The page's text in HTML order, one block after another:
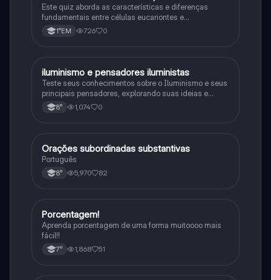
Este quiz aborda as características e diferenças
fundamentais entre células eucariontes e
procariontes.
1°EM 726 0
História
iluminismo e pensadores iluministas
Teste seus conhecimentos sobre o Iluminismo e seus
principais pensadores, explorando suas ideias e
impacto histórico.
8° 1,074 0
Português
Orações subordinadas substantivas
Português
8° 5,970 82
Matematica
Porcentagem!
Aprenda porcentagem de uma forma muitoooo mais
fácil!!
7° 1,868 51